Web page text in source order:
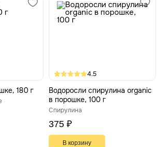
180 г
4.5
Водоросли спирулина organic
в порошке, 100 г
Спирулина
375 ₽
В корзину